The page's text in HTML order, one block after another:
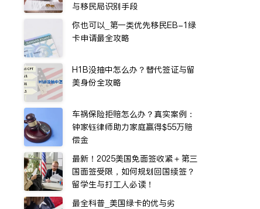
与移民局识别手段
你也可以_第一类优先移民EB-1绿
卡申请最全攻略
H1B没抽中怎么办？替代签证与留
美身份全攻略
车祸保险拒赔怎么办？真实案例：
钟家钰律师助力家庭赢得$55万赔
偿金
最新！2025美国免面签收紧＋第三
国面签受限，如何规划回国续签？
留学生与打工人必读！
最全科普_美国绿卡的优与劣